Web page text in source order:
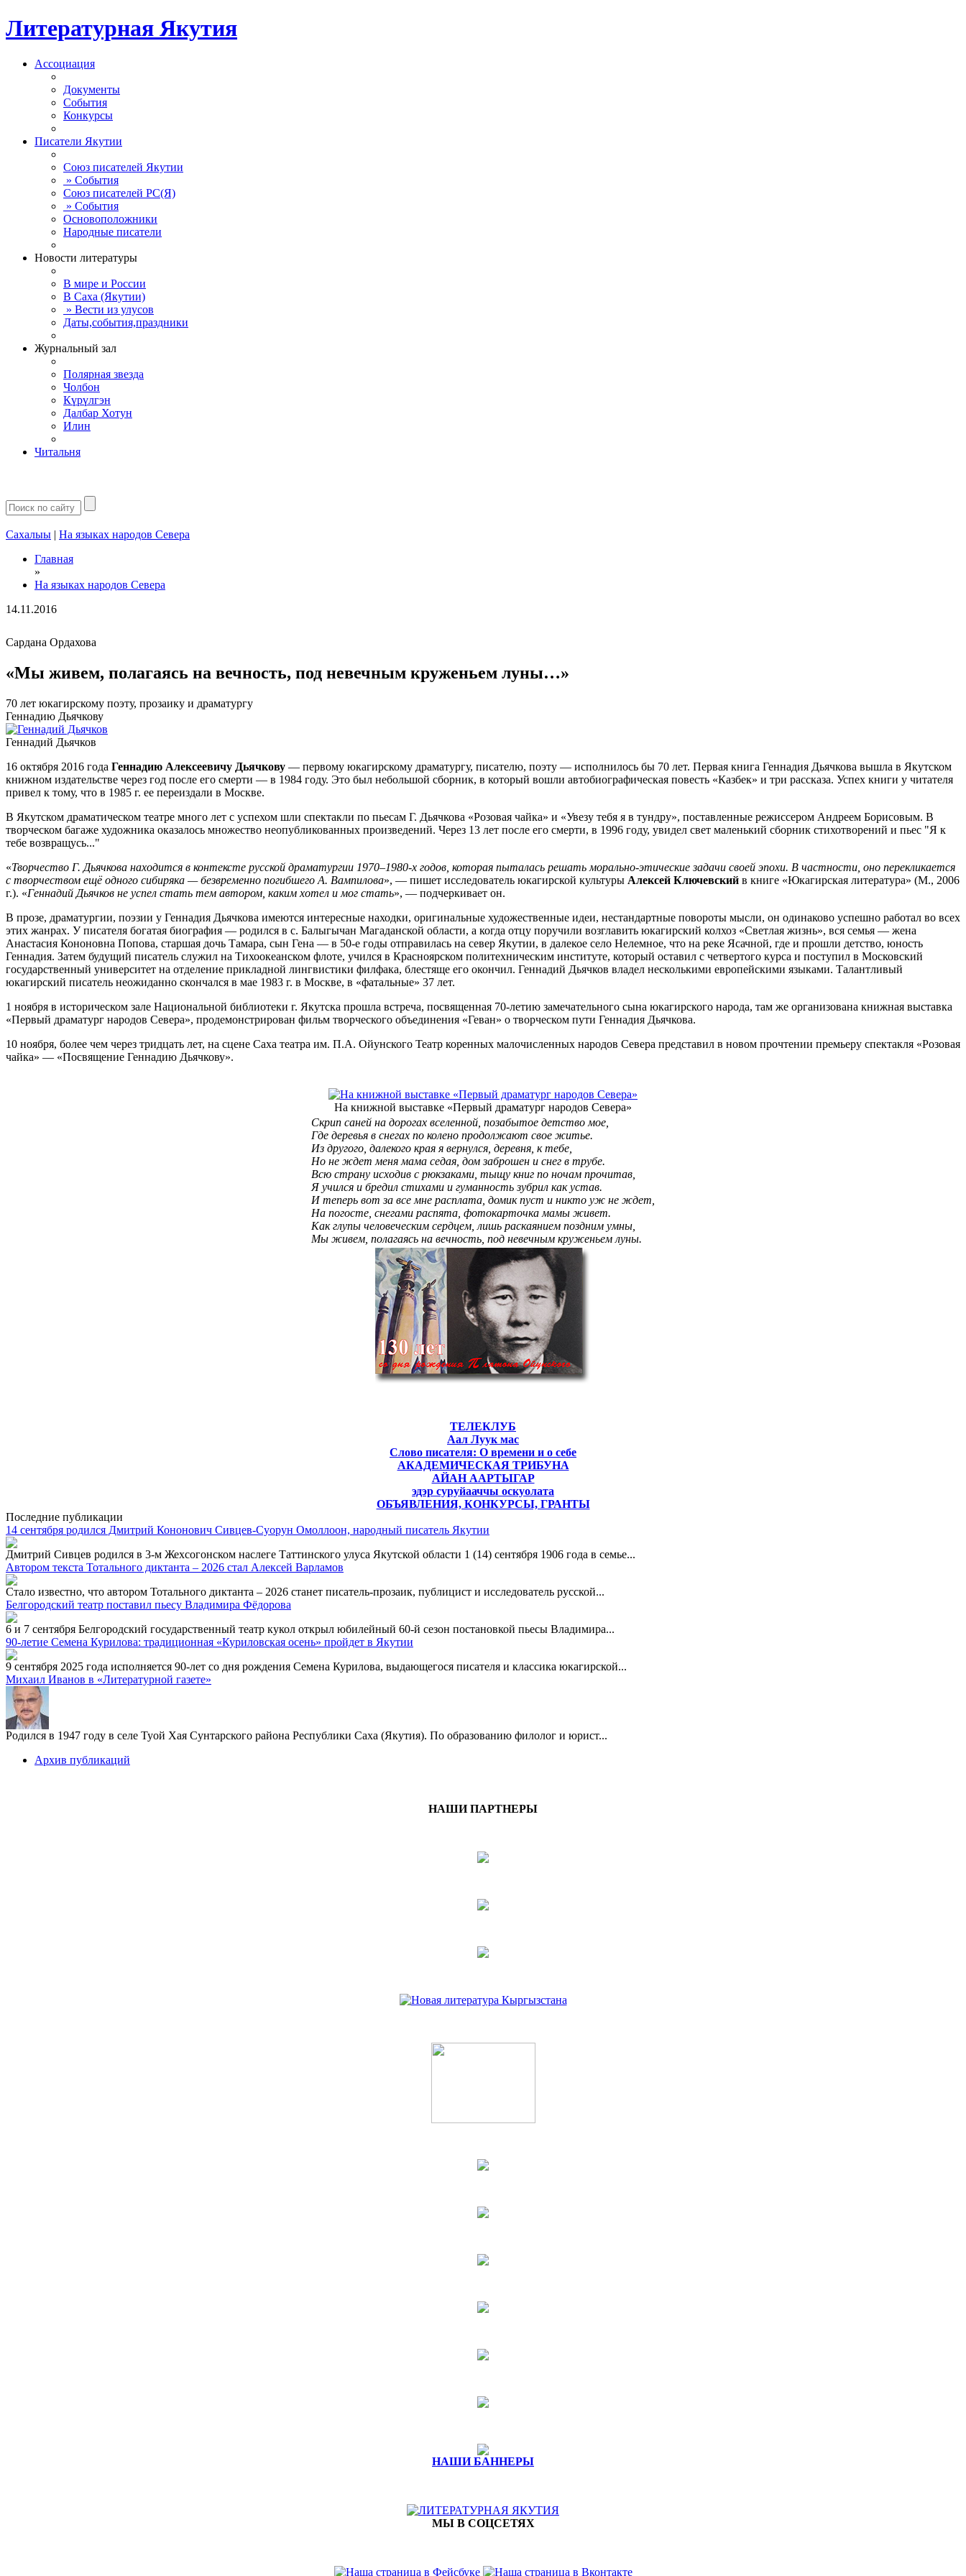
Литературная Якутия
Ассоциация
Документы
События
Конкурсы
Писатели Якутии
Союз писателей Якутии
» События
Союз писателей РС(Я)
» События
Основоположники
Народные писатели
Новости литературы
В мире и России
В Саха (Якутии)
» Вести из улусов
Даты,события,праздники
Журнальный зал
Полярная звезда
Чолбон
Күрүлгэн
Далбар Хотун
Илин
Читальня
Сахалыы | На языках народов Севера
Главная
»
На языках народов Севера
14.11.2016
Сардана Ордахова
«Мы живем, полагаясь на вечность, под невечным круженьем луны…»
70 лет юкагирскому поэту, прозаику и драматургу
Геннадию Дьячкову
Геннадий Дьячков
16 октября 2016 года Геннадию Алексеевичу Дьячкову — первому юкагирскому драматургу, писателю, поэту — исполнилось бы 70 лет. Первая книга Геннадия Дьячкова вышла в Якутском
книжном издательстве через год после его смерти — в 1984 году. Это был небольшой сборник, в который вошли автобиографическая повесть «Казбек» и три рассказа. Успех книги у читателя
привел к тому, что в 1985 г. ее переиздали в Москве.
В Якутском драматическом театре много лет с успехом шли спектакли по пьесам Г. Дьячкова «Розовая чайка» и «Увезу тебя я в тундру», поставленные режиссером Андреем Борисовым. В
творческом багаже художника оказалось множество неопубликованных произведений. Через 13 лет после его смерти, в 1996 году, увидел свет маленький сборник стихотворений и пьес "Я к
тебе возвращусь..."
«Творчество Г. Дьячкова находится в контексте русской драматургии 1970–1980-х годов, которая пыталась решать морально-этические задачи своей эпохи. В частности, оно перекликается
с творчеством ещё одного сибиряка — безвременно погибшего А. Вампилова», — пишет исследователь юкагирской культуры Алексей Ключевский в книге «Юкагирская литература» (М., 2006
г.). «Геннадий Дьячков не успел стать тем автором, каким хотел и мог стать», — подчеркивает он.
В прозе, драматургии, поэзии у Геннадия Дьячкова имеются интересные находки, оригинальные художественные идеи, нестандартные повороты мысли, он одинаково успешно работал во всех
этих жанрах. У писателя богатая биография — родился в с. Балыгычан Магаданской области, а когда отцу поручили возглавить юкагирский колхоз «Светлая жизнь», вся семья — жена
Анастасия Кононовна Попова, старшая дочь Тамара, сын Гена — в 50-е годы отправилась на север Якутии, в далекое село Нелемное, что на реке Ясачной, где и прошли детство, юность
Геннадия. Затем будущий писатель служил на Тихоокеанском флоте, учился в Красноярском политехническим институте, который оставил с четвертого курса и поступил в Московский
государственный университет на отделение прикладной лингвистики филфака, блестяще его окончил. Геннадий Дьячков владел несколькими европейскими языками. Талантливый
юкагирский писатель неожиданно скончался в мае 1983 г. в Москве, в «фатальные» 37 лет.
1 ноября в историческом зале Национальной библиотеки г. Якутска прошла встреча, посвященная 70-летию замечательного сына юкагирского народа, там же организована книжная выставка
«Первый драматург народов Севера», продемонстрирован фильм творческого объединения «Геван» о творческом пути Геннадия Дьячкова.
10 ноября, более чем через тридцать лет, на сцене Саха театра им. П.А. Ойунского Театр коренных малочисленных народов Севера представил в новом прочтении премьеру спектакля «Розовая
чайка» — «Посвящение Геннадию Дьячкову».
На книжной выставке «Первый драматург народов Севера»
Скрип саней на дорогах вселенной, позабытое детство мое,
Где деревья в снегах по колено продолжают свое житье.
Из другого, далекого края я вернулся, деревня, к тебе,
Но не ждет меня мама седая, дом заброшен и снег в трубе.
Всю страну исходив с рюкзаками, тыщу книг по ночам прочитав,
Я учился и бредил стихами и гуманность зубрил как устав.
И теперь вот за все мне расплата, домик пуст и никто уж не ждет,
На погосте, снегами распята, фотокарточка мамы живет.
Как глупы человеческим сердцем, лишь раскаянием поздним умны,
Мы живем, полагаясь на вечность, под невечным круженьем луны.
ТЕЛЕКЛУБ
Аал Луук мас
Слово писателя: О времени и о себе
АКАДЕМИЧЕСКАЯ ТРИБУНА
АЙАН ААРТЫГАР
эдэр суруйааччы оскуолата
ОБЪЯВЛЕНИЯ, КОНКУРСЫ, ГРАНТЫ
Последние публикации
14 сентября родился Дмитрий Кононович Сивцев-Суорун Омоллоон, народный писатель Якутии
Дмитрий Сивцев родился в 3-м Жехсогонском наслеге Таттинского улуса Якутской области 1 (14) сентября 1906 года в семье...
Автором текста Тотального диктанта – 2026 стал Алексей Варламов
Стало известно, что автором Тотального диктанта – 2026 станет писатель-прозаик, публицист и исследователь русской...
Белгородский театр поставил пьесу Владимира Фёдорова
6 и 7 сентября Белгородский государственный театр кукол открыл юбилейный 60-й сезон постановкой пьесы Владимира...
90-летие Семена Курилова: традиционная «Куриловская осень» пройдет в Якутии
9 сентября 2025 года исполняется 90-лет со дня рождения Семена Курилова, выдающегося писателя и классика юкагирской...
Михаил Иванов в «Литературной газете»
Родился в 1947 году в селе Туой Хая Сунтарского района Республики Саха (Якутия). По образованию филолог и юрист...
Архив публикаций
НАШИ ПАРТНЕРЫ
НАШИ БАННЕРЫ
МЫ В СОЦСЕТЯХ